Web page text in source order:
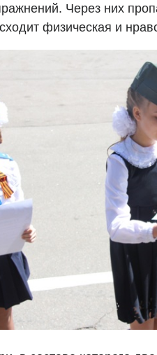
Через них
физическая и